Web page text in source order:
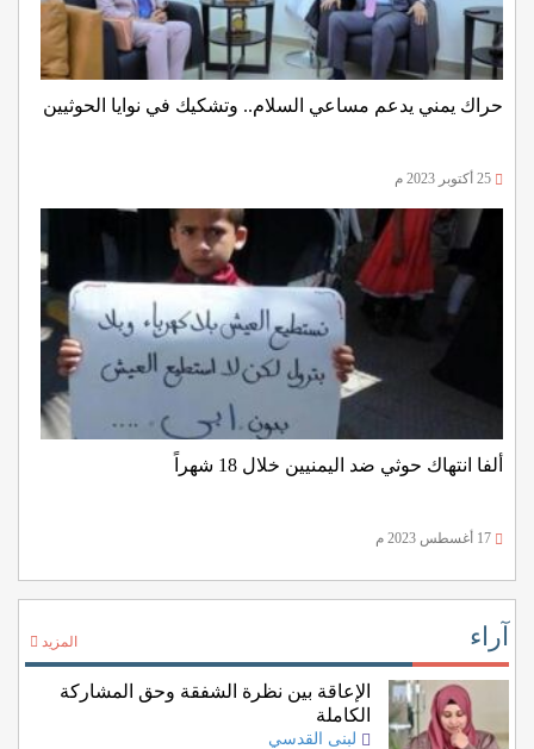
حراك يمني يدعم مساعي السلام.. وتشكيك في نوايا الحوثيين
ألفا انتهاك حوثي ضد اليمنيين خلال 18 شهراً
آراء المزيد
الإعاقة بين نظرة الشفقة وحق المشاركة
الكاملة
لبنى القدسي